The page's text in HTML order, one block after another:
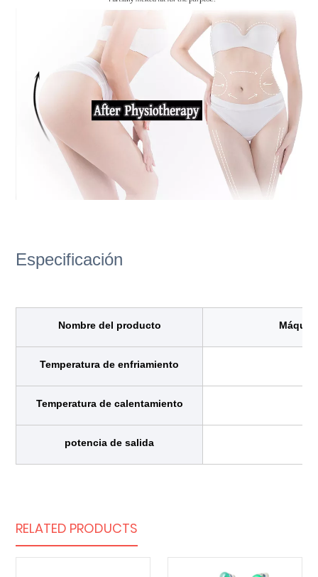
Especificación
Nombre del producto
Temperatura de enfriamiento
Temperatura de calentamiento
potencia de salida
RELATED PRODUCTS